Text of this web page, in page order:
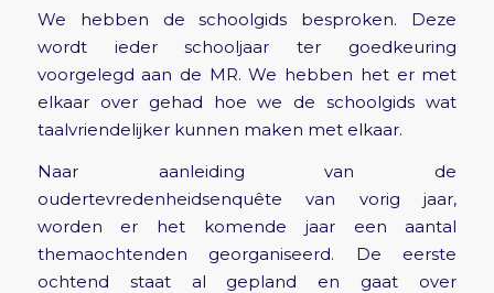
We hebben de schoolgids besproken. Deze
wordt ieder schooljaar ter goedkeuring
voorgelegd aan de MR. We hebben het er met
elkaar over gehad hoe we de schoolgids wat
taalvriendelijker kunnen maken met elkaar.
Naar aanleiding van de
oudertevredenheidsenquête van vorig jaar,
worden er het komende jaar een aantal
themaochtenden georganiseerd. De eerste
ochtend staat al gepland en gaat over